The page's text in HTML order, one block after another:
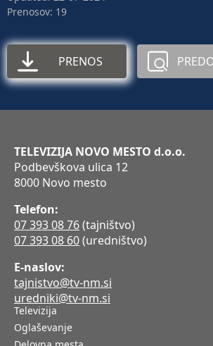
Prenosov: 19
PRENOS
TELEVIZIJA NOVO MESTO d.o.o.
Podbevškova ulica 12
8000 Novo mesto
Telefon:
07 393 08 76(tajništvo)
07 393 08 60(uredništvo)
E-naslov:
tajnistvo@tv-nm.si
uredniki@tv-nm.si
Televizija
Oglaševanje